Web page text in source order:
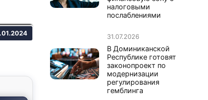
налоговыми
послаблениями
31.07.2026
В Доминиканской
Республике готовят
законопроект по
модернизации
регулирования
гемблинга